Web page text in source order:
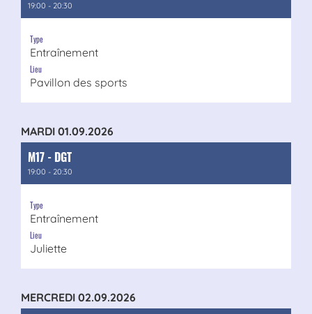
19:00 - 20:30
Type
Entraînement
Lieu
Pavillon des sports
MARDI 01.09.2026
M17 - DGT
19:00 - 20:30
Type
Entraînement
Lieu
Juliette
MERCREDI 02.09.2026